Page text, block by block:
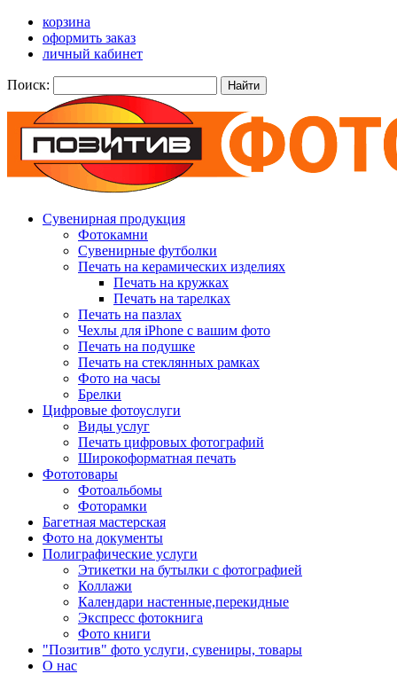
корзина
оформить заказ
личный кабинет
Поиск: Найти
Сувенирная продукция
Фотокамни
Сувенирные футболки
Печать на керамических изделиях
Печать на кружках
Печать на тарелках
Печать на пазлах
Чехлы для iPhone с вашим фото
Печать на подушке
Печать на стеклянных рамках
Фото на часы
Брелки
Цифровые фотоуслуги
Виды услуг
Печать цифровых фотографий
Широкоформатная печать
Фототовары
Фотоальбомы
Фоторамки
Багетная мастерская
Фото на документы
Полиграфические услуги
Этикетки на бутылки c фотографией
Коллажи
Календари настенные,перекидные
Экспресс фотокнига
Фото книги
"Позитив" фото услуги, сувениры, товары
О нас